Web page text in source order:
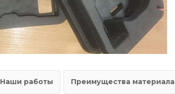
Наши работы Преимущества материала